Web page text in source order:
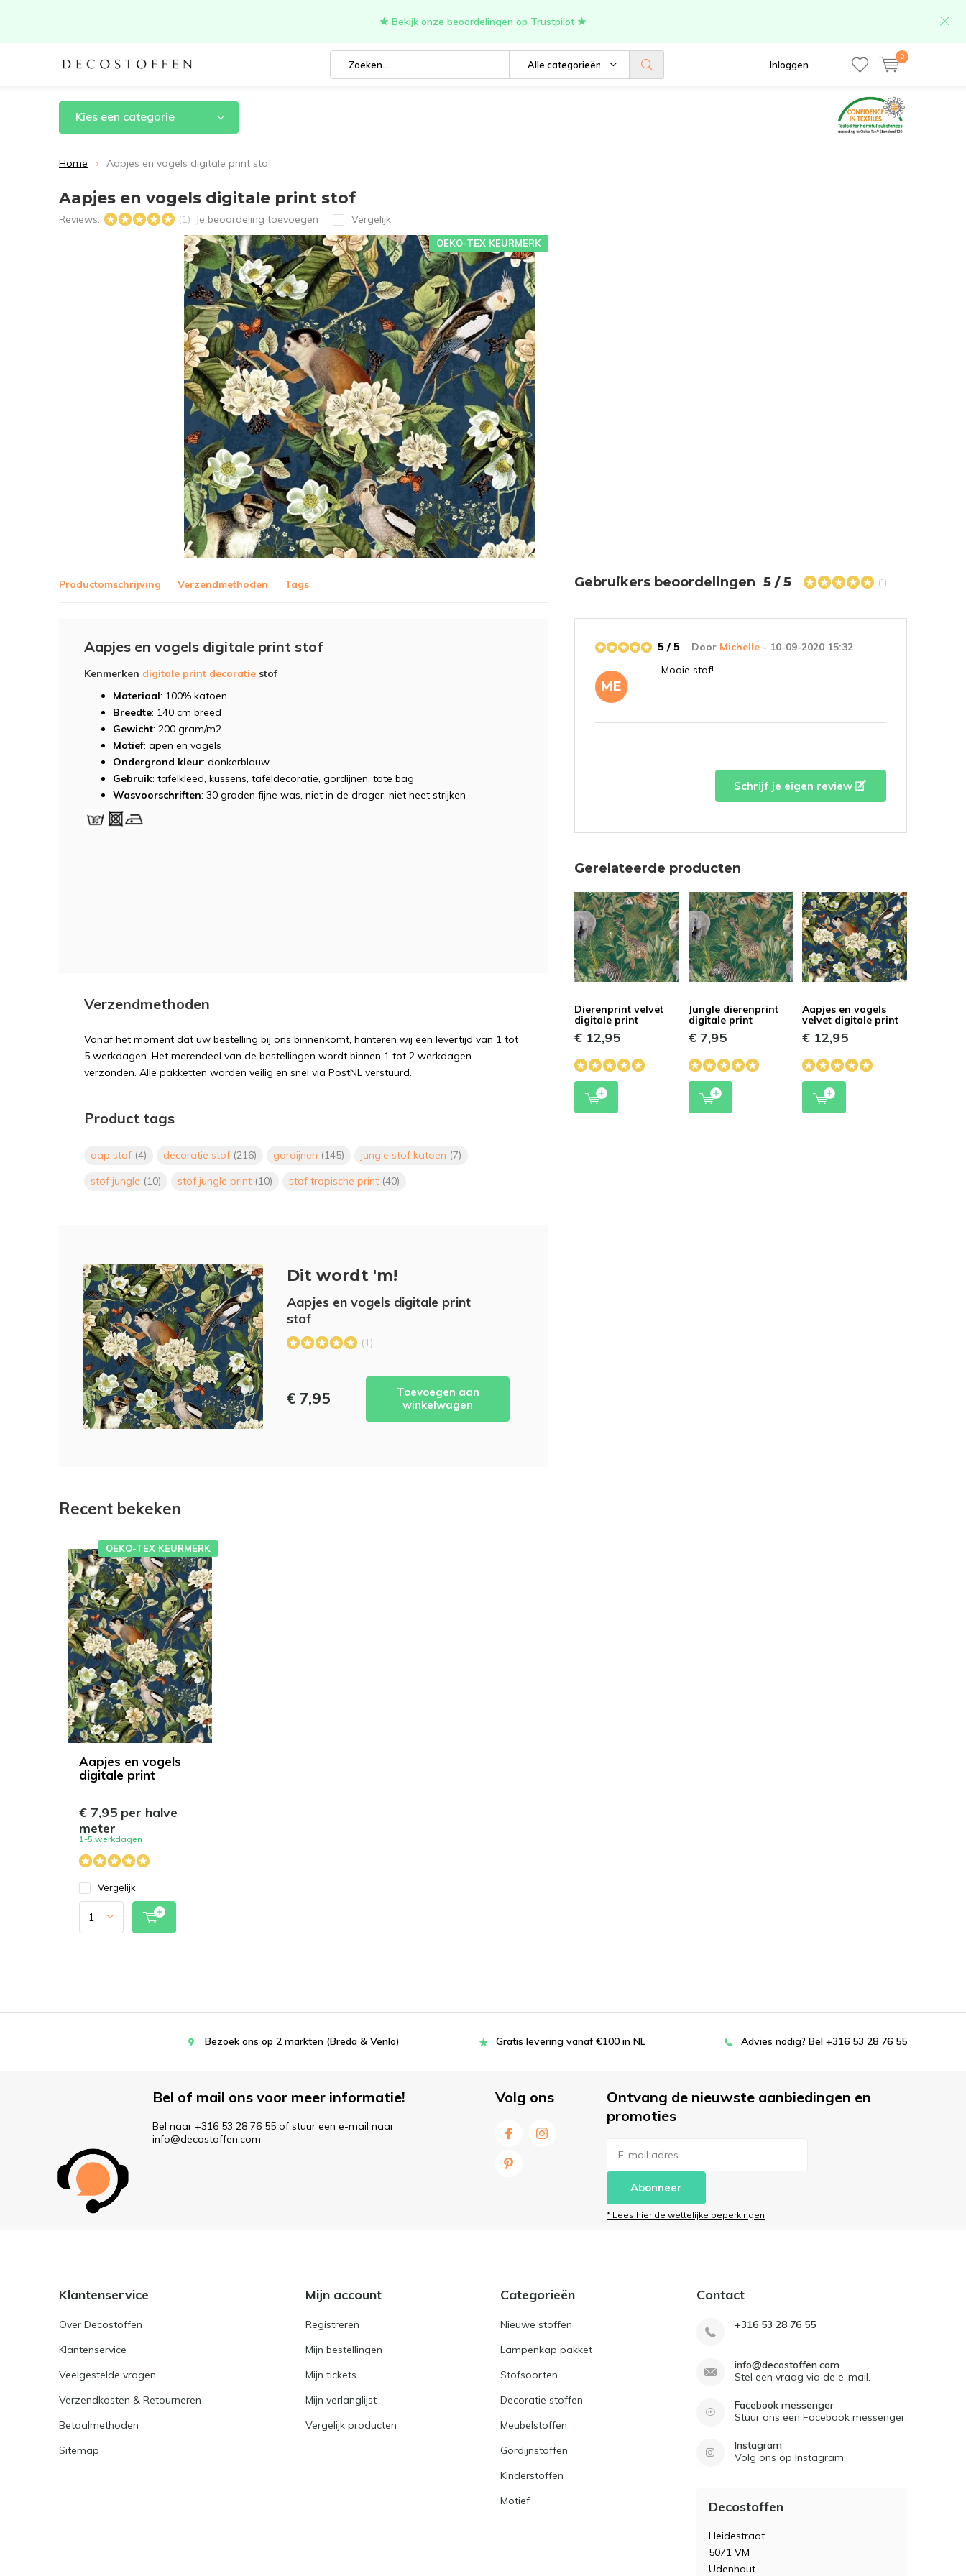
Alle categorieën Inloggen
0
★ Bekijk onze beoordelingen op Trustpilot ★
Kies een categorie
Home Aapjes en vogels digitale print stof
Aapjes en vogels digitale print stof
Reviews: (1) Je beoordeling toevoegen Vergelijk
OEKO-TEX KEURMERK
Productomschrijving Verzendmethoden Tags
Aapjes en vogels digitale print stof
Kenmerken digitale print decoratie stof
Materiaal: 100% katoen
Breedte: 140 cm breed
Gewicht: 200 gram/m2
Motief: apen en vogels
Ondergrond kleur: donkerblauw
Gebruik: tafelkleed, kussens, tafeldecoratie, gordijnen, tote bag
Wasvoorschriften: 30 graden fijne was, niet in de droger, niet heet strijken
Verzendmethoden
Vanaf het moment dat uw bestelling bij ons binnenkomt, hanteren wij een levertijd van 1 tot
5 werkdagen. Het merendeel van de bestellingen wordt binnen 1 tot 2 werkdagen
verzonden. Alle pakketten worden veilig en snel via PostNL verstuurd.
Product tags
aap stof (4) decoratie stof (216) gordijnen (145) jungle stof katoen (7)
stof jungle (10) stof jungle print (10) stof tropische print (40)
Dit wordt 'm!
Aapjes en vogels digitale print
stof
(1)
€ 7,95
Toevoegen aan
winkelwagen
Gebruikers beoordelingen 5 / 5 (1)
ME
Door Michelle - 10-09-2020 15:32
5 / 5
Mooie stof!
Schrijf je eigen review
Gerelateerde producten
Dierenprint velvet
digitale print
€ 12,95
Jungle dierenprint
digitale print
€ 7,95
Aapjes en vogels
velvet digitale print
€ 12,95
Recent bekeken
Aapjes en vogels
digitale print
OEKO-TEX KEURMERK
€ 7,95 per halve
meter
1-5 werkdagen
Vergelijk
Bezoek ons op 2 markten (Breda & Venlo) Gratis levering vanaf €100 in NL Advies nodig? Bel +316 53 28 76 55
Bel of mail ons voor meer informatie!
Bel naar +316 53 28 76 55 of stuur een e-mail naar
info@decostoffen.com
Volg ons
Ontvang de nieuwste aanbiedingen en
promoties
Abonneer
* Lees hier de wettelijke beperkingen
Klantenservice
Over Decostoffen
Klantenservice
Veelgestelde vragen
Verzendkosten & Retourneren
Betaalmethoden
Sitemap
Mijn account
Registreren
Mijn bestellingen
Mijn tickets
Mijn verlanglijst
Vergelijk producten
Categorieën
Nieuwe stoffen
Lampenkap pakket
Stofsoorten
Decoratie stoffen
Meubelstoffen
Gordijnstoffen
Kinderstoffen
Motief
Contact
+316 53 28 76 55
info@decostoffen.com
Stel een vraag via de e-mail.
Facebook messenger
Stuur ons een Facebook messenger.
Instagram
Volg ons op Instagram
Decostoffen
Heidestraat
5071 VM
Udenhout